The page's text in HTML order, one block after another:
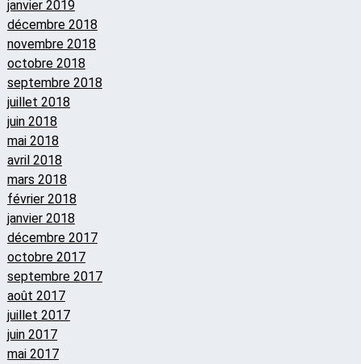
janvier 2019
décembre 2018
novembre 2018
octobre 2018
septembre 2018
juillet 2018
juin 2018
mai 2018
avril 2018
mars 2018
février 2018
janvier 2018
décembre 2017
octobre 2017
septembre 2017
août 2017
juillet 2017
juin 2017
mai 2017